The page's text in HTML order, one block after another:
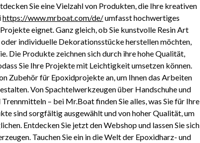
Sie eine Vielzahl von Produkten, die Ihre kreativen
https://www.mrboat.com/de/umfasst hochwertiges
eignet. Ganz gleich, ob Sie kunstvolle Resin Art
individuelle Dekorationsstücke herstellen möchten,
Die Produkte zeichnen sich durch ihre hohe Qualität,
Sie Ihre Projekte mit Leichtigkeit umsetzen können.
Zubehör für Epoxidprojekte an, um Ihnen das Arbeiten
Von Spachtelwerkzeugen über Handschuhe und
– bei Mr.Boat finden Sie alles, was Sie für Ihre
sind sorgfältig ausgewählt und von hoher Qualität, um
Entdecken Sie jetzt den Webshop und lassen Sie sich
Tauchen Sie ein in die Welt der Epoxidharz- und